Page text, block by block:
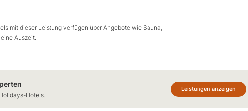
mit dieser Leistung verfügen über Angebote wie Sauna,
Auszeit.
Hotels.
Leistungen anzeigen